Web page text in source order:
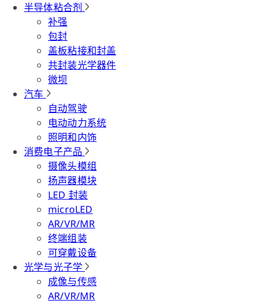
半导体粘合剂
补强
包封
盖板粘接和封盖
共封装光学器件
微坝
汽车
自动驾驶
电动动力系统
照明和内饰
消费电子产品
摄像头模组
扬声器模块
LED 封装
microLED
AR/VR/MR
终端组装
可穿戴设备
光学与光子学
成像与传感
AR/VR/MR